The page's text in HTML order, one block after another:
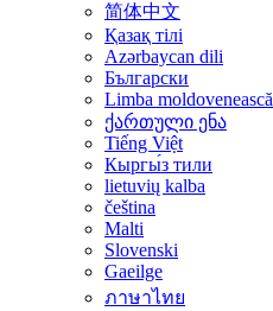
简体中文
Қазақ тілі
Azərbaycan dili
Български
Limba moldovenească
ქართული ენა
Tiếng Việt
Кыргы́з тили
lietuvių kalba
čeština
Malti
Slovenski
Gaeilge
ภาษาไทย